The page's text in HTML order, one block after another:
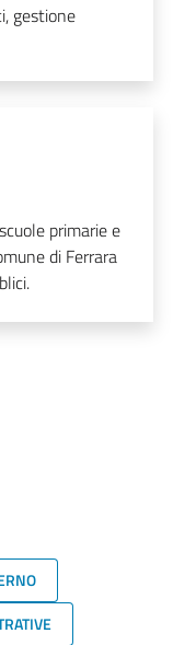
gestione
primarie e
di Ferrara